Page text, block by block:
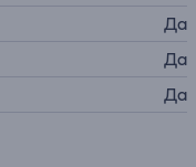
Да
Да
Да